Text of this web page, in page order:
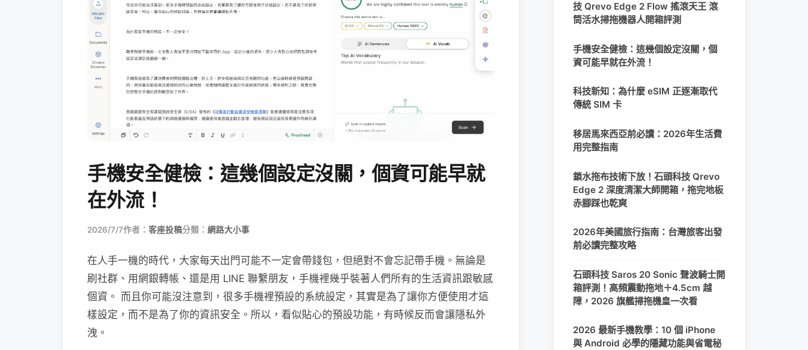
手機安全健檢：這幾個設定沒關，個資可能早就
在外流！
2026/7/7作者： 客座投稿分類： 網路大小事
在人手一機的時代，大家每天出門可能不一定會帶錢包，但絕對不會忘記帶手機。無論是
刷社群、用網銀轉帳、還是用 LINE 聯繫朋友，手機裡幾乎裝著人們所有的生活資訊跟敏感
個資。 而且你可能沒注意到，很多手機裡預設的系統設定，其實是為了讓你方便使用才這
樣設定，而不是為了你的資訊安全。所以，看似貼心的預設功能，有時候反而會讓隱私外
洩。
技 Qrevo Edge 2 Flow 搖滾天王 滾
筒活水掃拖機器人開箱評測
手機安全健檢：這幾個設定沒關，個
資可能早就在外流！
科技新知：為什麼 eSIM 正逐漸取代
傳統 SIM 卡
移居馬來西亞前必讀：2026年生活費
用完整指南
鎖水拖布技術下放！石頭科技 Qrevo
Edge 2 深度清潔大師開箱，拖完地板
赤腳踩也乾爽
2026年美國旅行指南：台灣旅客出發
前必讀完整攻略
石頭科技 Saros 20 Sonic 聲波騎士開
箱評測！高頻震動拖地＋4.5cm 越
障，2026 旗艦掃拖機皇一次看
2026 最新手機教學：10 個 iPhone
與 Android 必學的隱藏功能與省電秘